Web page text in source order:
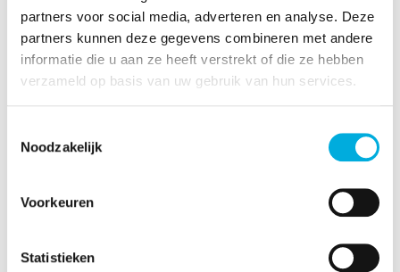
partners voor social media, adverteren en analyse. Deze
partners kunnen deze gegevens combineren met andere
informatie die u aan ze heeft verstrekt of die ze hebben
verzameld op basis van uw gebruik van hun services.
Noodzakelijk
Voorkeuren
Statistieken